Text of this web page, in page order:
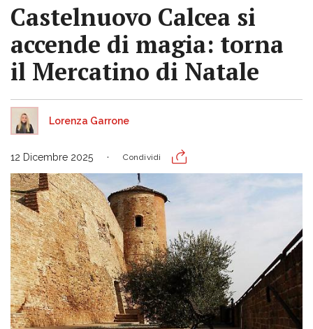
Castelnuovo Calcea si
accende di magia: torna
il Mercatino di Natale
Lorenza Garrone
12 Dicembre 2025 Condividi